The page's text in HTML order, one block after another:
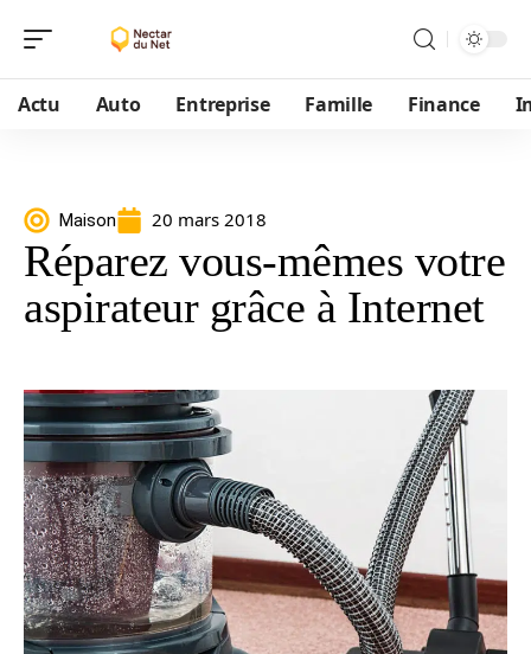
Actu Auto Entreprise Famille Finance
Maison 20 mars 2018
Réparez vous-mêmes votre
aspirateur grâce à Internet